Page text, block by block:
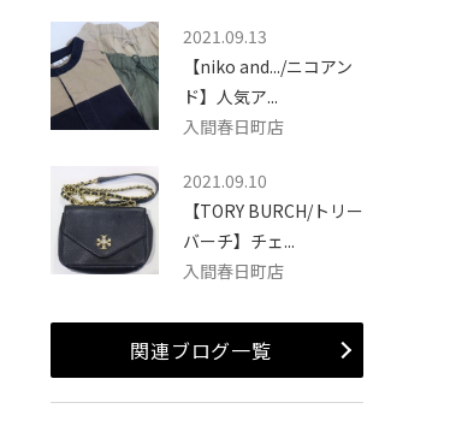
2021.09.13
【niko and.../ニコアン
ド】人気ア...
入間春日町店
2021.09.10
【TORY BURCH/トリー
バーチ】チェ...
入間春日町店
関連ブログ一覧